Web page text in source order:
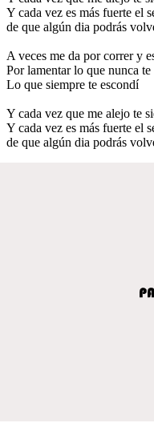
Y cada vez es más fuerte el
de que algún dia podrás
A veces me da por correr y
Por lamentar lo que nunca te
Lo que siempre te escondí
Y cada vez que me alejo te
Y cada vez es más fuerte el
de que algún dia podrás